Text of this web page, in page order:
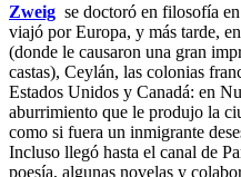
Zweig se doctoró en filosofía
viajó por Europa, y más tarde,
(donde le causaron una gran
castas), Ceylán, las colonias
Estados Unidos y Canadá: en
aburrimiento que le produjo la
como si fuera un inmigrante
Incluso llegó hasta el canal de
poesía, algunas novelas y